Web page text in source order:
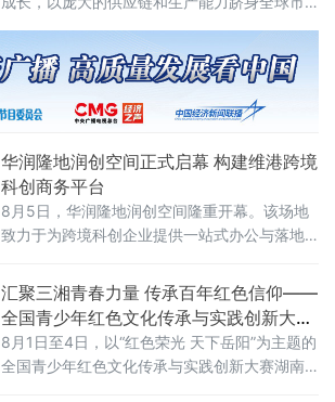
消费需求分化、渠道模式重构、全球市场重新
布局。企业需要回答的问题从“能不能造出来”转
向“能不能形成品牌、能不能走向全球、能不能
持续增长”。
华润隆地润创空间正式启幕 构建维港跨境
科创商务平台
8月5日，华润隆地润创空间隆重开幕。该场地
致力于为跨境科创企业提供一站式办公与落地
地政策咨询、商务社群链接等多元服务，搭建
维港畔高质量跨境科创商务生态。3
汇聚三湘青春力量 传承百年红色信仰——
全国青少年红色文化传承与实践创新大赛
湖南省赛在岳阳举办
8月1日至4日，以“红色荣光 天下岳阳”为主题的
全国青少年红色文化传承与实践创新大赛湖南